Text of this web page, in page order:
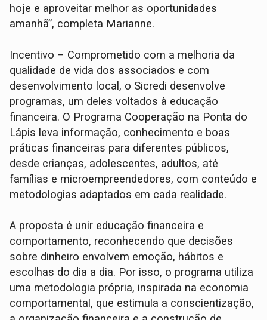
hoje e aproveitar melhor as oportunidades
amanhã”, completa Marianne.
Incentivo – Comprometido com a melhoria da
qualidade de vida dos associados e com
desenvolvimento local, o Sicredi desenvolve
programas, um deles voltados à educação
financeira. O Programa Cooperação na Ponta do
Lápis leva informação, conhecimento e boas
práticas financeiras para diferentes públicos,
desde crianças, adolescentes, adultos, até
famílias e microempreendedores, com conteúdo e
metodologias adaptados em cada realidade.
A proposta é unir educação financeira e
comportamento, reconhecendo que decisões
sobre dinheiro envolvem emoção, hábitos e
escolhas do dia a dia. Por isso, o programa utiliza
uma metodologia própria, inspirada na economia
comportamental, que estimula a conscientização,